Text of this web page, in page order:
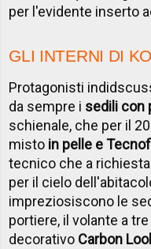
per l'evidente inserto
GLI INTERNI DI
Protagonisti
da sempre i sedili con
schienale, che per il
misto in pelle e
tecnico che a
per il cielo
impreziosiscono le
portiere, il volante a
decorativo Carbon